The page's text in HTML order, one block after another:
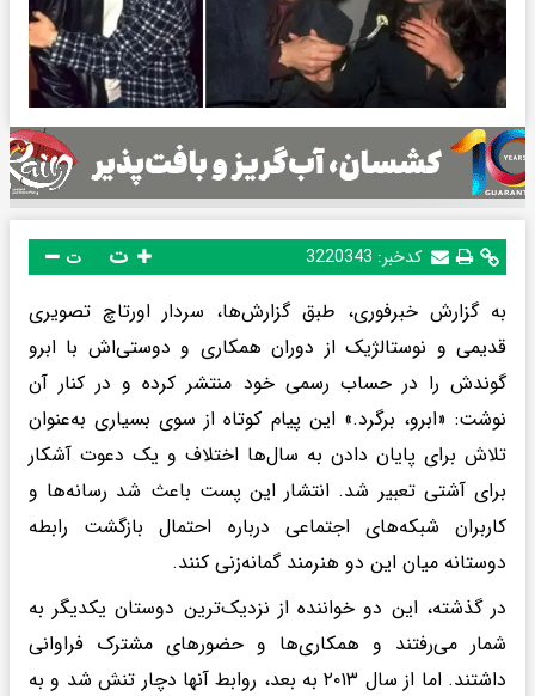
کدخبر: 3220343 ت
به گزارش خبرفوری، طبق گزارش‌ها، سر‌دار اورتاچ تصویری
قدیمی و نوستالژیک از دوران همکاری و دوستی‌اش با ابرو
گوندش را در حساب رسمی خود منتشر کرده و در کنار آن
نوشت: «ابرو، برگرد.» این پیام کوتاه از سوی بسیاری به‌عنوان
تلاش برای پایان دادن به سال‌ها اختلاف و یک دعوت آشکار
برای آشتی تعبیر شد. انتشار این پست باعث شد رسانه‌ها و
کاربران شبکه‌های اجتماعی درباره احتمال بازگشت رابطه
دوستانه میان این دو هنرمند گمانه‌زنی کنند.
در گذشته، این دو خواننده از نزدیک‌ترین دوستان یکدیگر به
شمار می‌رفتند و همکاری‌ها و حضورهای مشترک فراوانی
داشتند. اما از سال ۲۰۱۳ به بعد، روابط آنها دچار تنش شد و به